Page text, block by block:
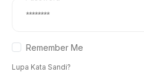
Remember Me
Lupa Kata Sandi?